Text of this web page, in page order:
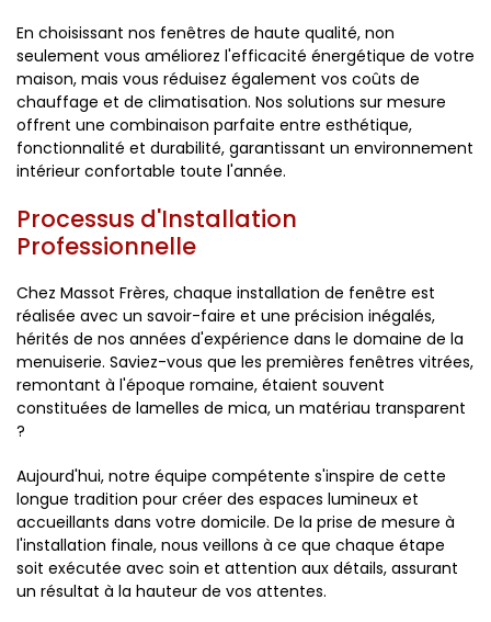
En choisissant nos fenêtres de haute qualité, non
seulement vous améliorez l'efficacité énergétique de votre
maison, mais vous réduisez également vos coûts de
chauffage et de climatisation. Nos solutions sur mesure
offrent une combinaison parfaite entre esthétique,
fonctionnalité et durabilité, garantissant un environnement
intérieur confortable toute l'année.
Processus d'Installation
Professionnelle
Chez Massot Frères, chaque installation de fenêtre est
réalisée avec un savoir-faire et une précision inégalés,
hérités de nos années d'expérience dans le domaine de la
menuiserie. Saviez-vous que les premières fenêtres vitrées,
remontant à l'époque romaine, étaient souvent
constituées de lamelles de mica, un matériau transparent
?
Aujourd'hui, notre équipe compétente s'inspire de cette
longue tradition pour créer des espaces lumineux et
accueillants dans votre domicile. De la prise de mesure à
l'installation finale, nous veillons à ce que chaque étape
soit exécutée avec soin et attention aux détails, assurant
un résultat à la hauteur de vos attentes.